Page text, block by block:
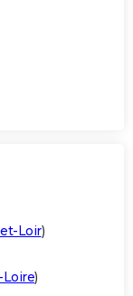
Loir)
)